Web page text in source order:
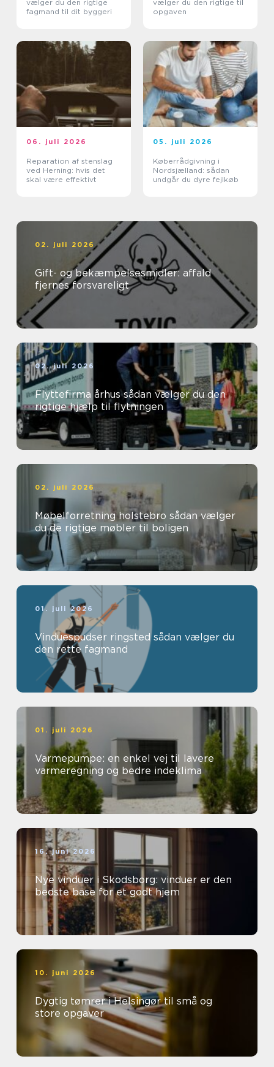
vælger du den rigtige
fagmand til dit byggeri
vælger du den rigtige til
opgaven
06. juli 2026
Reparation af stenslag
ved Herning: hvis det
skal være effektivt
05. juli 2026
Køberrådgivning i
Nordsjælland: sådan
undgår du dyre fejlkøb
02. juli 2026
Gift- og bekæmpelsesmidler: affald
fjernes forsvareligt
02. juli 2026
Flyttefirma århus sådan vælger du den
rigtige hjælp til flytningen
02. juli 2026
Møbelforretning holstebro sådan vælger
du de rigtige møbler til boligen
01. juli 2026
Vinduespudser ringsted sådan vælger du
den rette fagmand
01. juli 2026
Varmepumpe: en enkel vej til lavere
varmeregning og bedre indeklima
16. juni 2026
Nye vinduer i Skodsborg: vinduer er den
bedste base for et godt hjem
10. juni 2026
Dygtig tømrer i Helsingør til små og
store opgaver